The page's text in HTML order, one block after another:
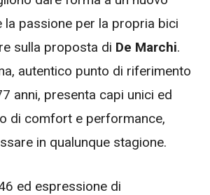
la passione per la propria bici
sulla proposta di De Marchi.
autentico punto di riferimento
anni, presenta capi unici ed
di comfort e performance,
in qualunque stagione.
ed espressione di